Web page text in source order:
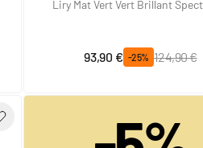
Liry Mat Vert Vert Brillant
Prix spécial
93,90 € -25%
Prix normal
124,90 €